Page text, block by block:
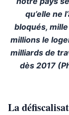
qu’elle ne
bloqués,
millions le
milliards de
dès 2017
La